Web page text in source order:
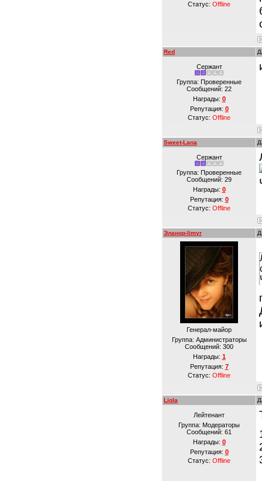
Статус: Offline
Red
Сержант
Группа: Проверенные
Сообщений: 22
Награды: 0
Репутация: 0
Статус: Offline
Sweet-Lana
Сержант
Группа: Проверенные
Сообщений: 29
Награды: 0
Репутация: 0
Статус: Offline
Эланор-limyr
Генерал-майор
Группа: Администраторы
Сообщений: 300
Награды: 1
Репутация: 7
Статус: Offline
Liola
Лейтенант
Группа: Модераторы
Сообщений: 61
Награды: 0
Репутация: 0
Статус: Offline